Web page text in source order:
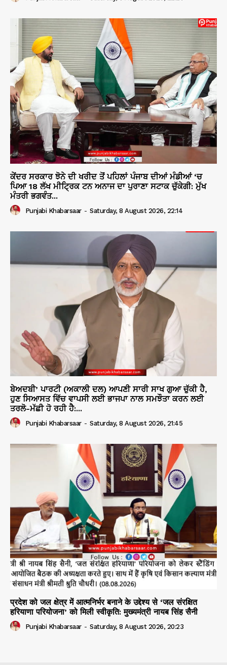
ਕੇਂਦਰ ਸਰਕਾਰ ਝੋਨੇ ਦੀ ਖਰੀਦ ਤੋਂ ਪਹਿਲਾਂ ਪੰਜਾਬ ਦੀਆਂ ਮੰਡੀਆਂ ‘ਚ
ਪਿਆ 18 ਲੱਖ ਮੀਟ੍ਰਿਕ ਟਨ ਅਨਾਜ ਦਾ ਪੁਰਾਣਾ ਸਟਾਕ ਚੁੱਕੇਗੀ: ਮੁੱਖ
ਮੰਤਰੀ ਭਗਵੰਤ...
Punjabi Khabarsaar - Saturday, 8 August 2026, 22:14
ਬੇਅਦਬੀ’ ਪਾਰਟੀ (ਅਕਾਲੀ ਦਲ) ਆਪਣੀ ਸਾਰੀ ਸਾਖ ਗੁਆ ਚੁੱਕੀ ਹੈ,
ਹੁਣ ਸਿਆਸਤ ਵਿੱਚ ਵਾਪਸੀ ਲਈ ਭਾਜਪਾ ਨਾਲ ਸਮਝੌਤਾ ਕਰਨ ਲਈ
ਤਰਲੋ-ਮੱਛੀ ਹੋ ਰਹੀ ਹੈ:...
Punjabi Khabarsaar - Saturday, 8 August 2026, 21:45
प्रदेश को जल क्षेत्र में आत्मनिर्भर बनाने के उद्देश्य से ‘जल संरक्षित
हरियाणा परियोजना’ को मिली स्वीकृति: मुख्यमंत्री नायब सिंह सैनी
Punjabi Khabarsaar - Saturday, 8 August 2026, 20:23